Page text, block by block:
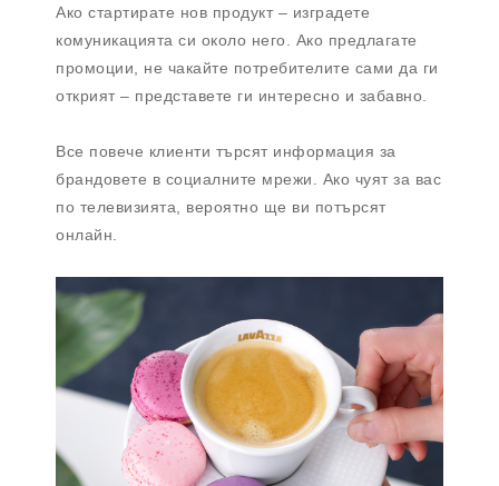
Ако стартирате нов продукт – изградете
комуникацията си около него. Ако предлагате
промоции, не чакайте потребителите сами да ги
открият – представете ги интересно и забавно.
Все повече клиенти търсят информация за
брандовете в социалните мрежи. Ако чуят за вас
по телевизията, вероятно ще ви потърсят
онлайн.